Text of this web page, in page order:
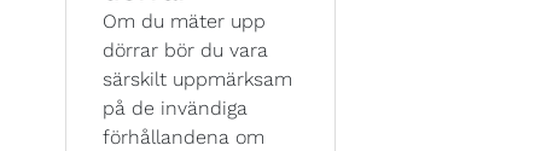
Om du mäter upp
dörrar bör du vara
särskilt uppmärksam
på de invändiga
förhållandena om